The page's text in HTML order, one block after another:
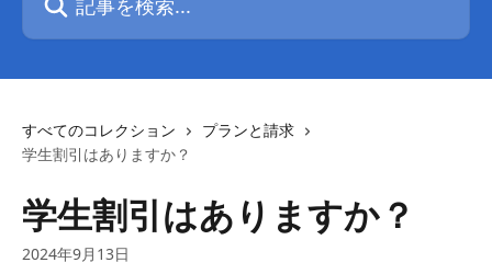
すべてのコレクション
プランと請求
学生割引はありますか？
学生割引はありますか？
2024年9月13日